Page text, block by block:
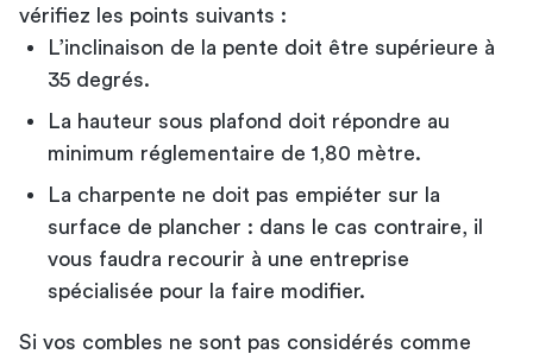
vérifiez les points suivants :
L’inclinaison de la pente doit être supérieure à
35 degrés.
La hauteur sous plafond doit répondre au
minimum réglementaire de 1,80 mètre.
La charpente ne doit pas empiéter sur la
surface de plancher : dans le cas contraire, il
vous faudra recourir à une entreprise
spécialisée pour la faire modifier.
Si vos combles ne sont pas considérés comme